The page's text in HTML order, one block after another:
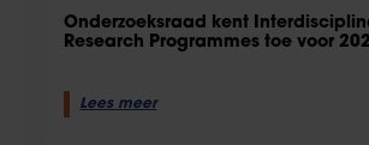
Onderzoeksraad kent
Research Programmes toe voor
Lees meer